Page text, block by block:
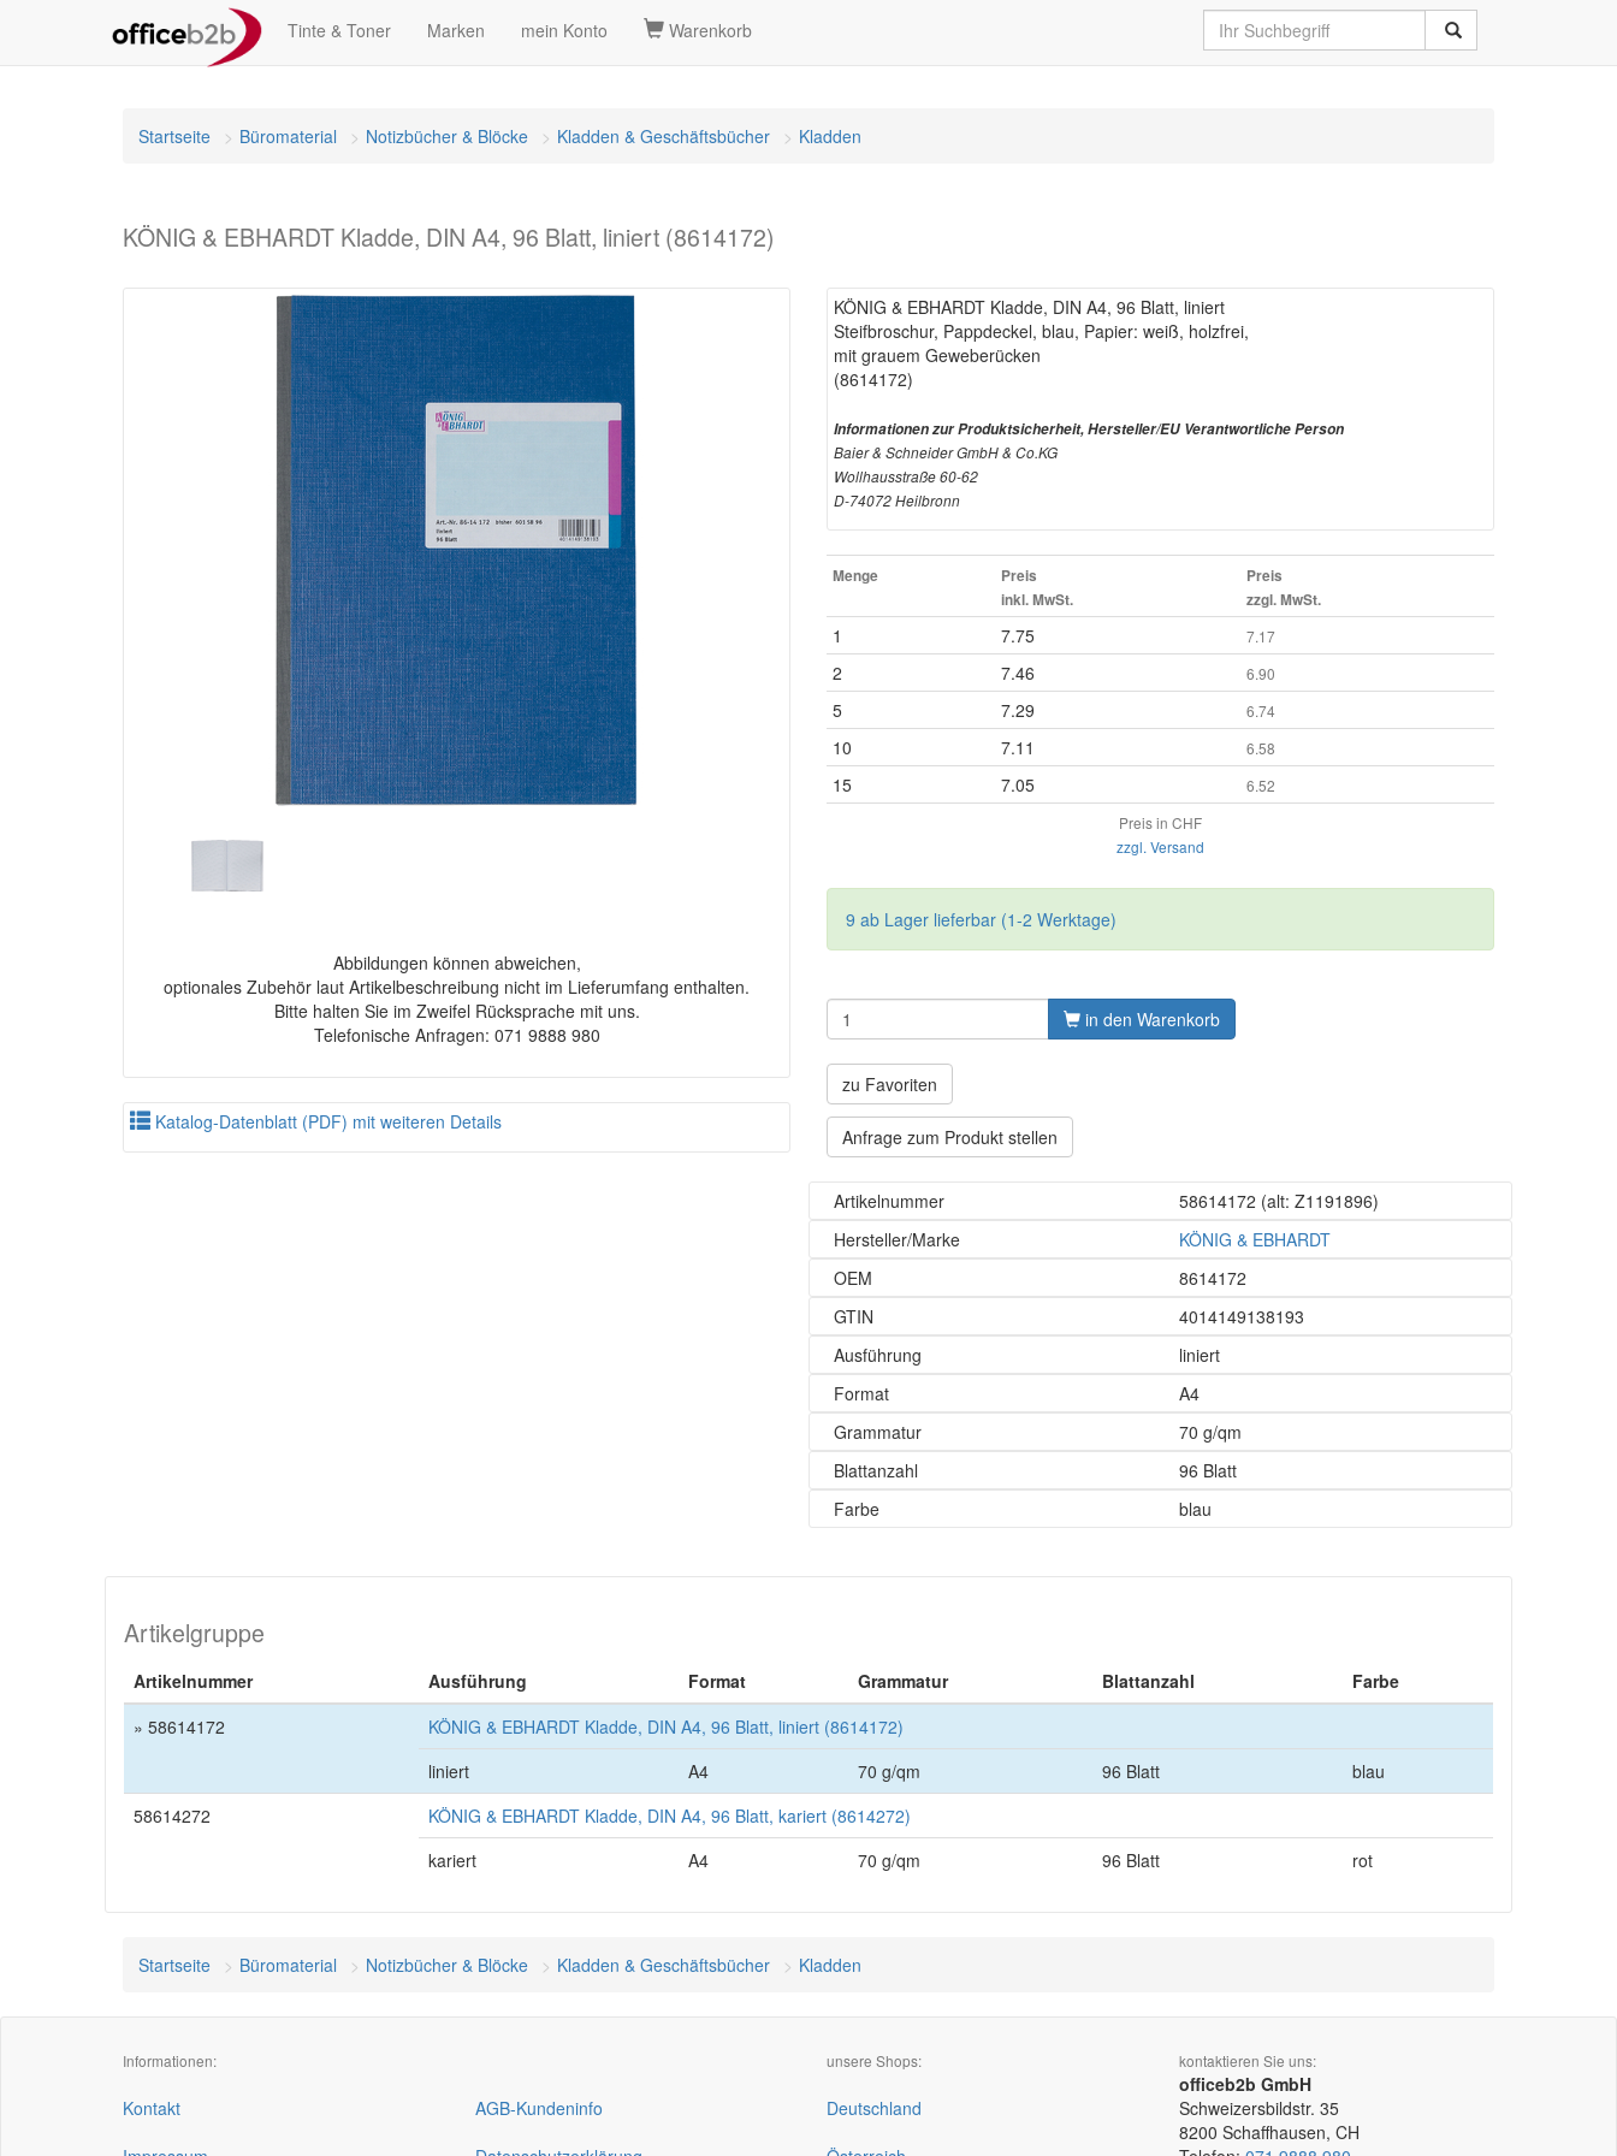
Tinte & Toner Marken mein Konto Warenkorb
Startseite Büromaterial Notizbücher & Blöcke Kladden & Geschäftsbücher Kladden
KÖNIG & EBHARDT Kladde, DIN A4, 96 Blatt, liniert (8614172)
Abbildungen können abweichen,
optionales Zubehör laut Artikelbeschreibung nicht im Lieferumfang enthalten.
Bitte halten Sie im Zweifel Rücksprache mit uns.
Telefonische Anfragen: 071 9888 980
Katalog-Datenblatt (PDF) mit weiteren Details
KÖNIG & EBHARDT Kladde, DIN A4, 96 Blatt, liniert
Steifbroschur, Pappdeckel, blau, Papier: weiß, holzfrei,
mit grauem Geweberücken
(8614172)
Informationen zur Produktsicherheit, Hersteller/EU Verantwortliche Person
Baier & Schneider GmbH & Co.KG
Wollhausstraße 60-62
D-74072 Heilbronn
Menge
Preis
inkl. MwSt.
Preis
zzgl. MwSt.
1 7.75 7.17
2 7.46 6.90
5 7.29 6.74
10 7.11 6.58
15 7.05
6.52
Preis in CHF
zzgl. Versand
9 ab Lager lieferbar (1-2 Werktage)
in den Warenkorb
zu Favoriten
Anfrage zum Produkt stellen
Artikelnummer 58614172 (alt: Z1191896)
Hersteller/Marke
KÖNIG & EBHARDT
OEM
8614172
GTIN
4014149138193
Ausführung
liniert
Format
A4
Grammatur
70 g/qm
Blattanzahl
96 Blatt
Farbe
blau
Artikelgruppe
Artikelnummer Ausführung Format Grammatur Blattanzahl
Farbe
» 58614172
KÖNIG & EBHARDT Kladde, DIN A4, 96 Blatt, liniert (8614172)
liniert
A4 70 g/qm 96 Blatt
blau
58614272
KÖNIG & EBHARDT Kladde, DIN A4, 96 Blatt, kariert (8614272)
kariert
A4 70 g/qm 96 Blatt rot
Startseite Büromaterial Notizbücher & Blöcke Kladden & Geschäftsbücher Kladden
Informationen:
Kontakt
AGB-Kundeninfo
unsere Shops:
Deutschland
kontaktieren Sie uns:
officeb2b GmbH
Schweizersbildstr. 35
8200 Schaffhausen, CH